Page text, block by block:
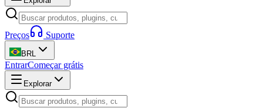
Preços Suporte
BRL
EntrarComeçar grátis
Explorar